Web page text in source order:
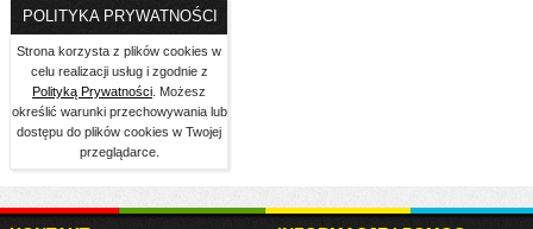
POLITYKA PRYWATNOŚCI
Strona korzysta z plików cookies w
celu realizacji usług i zgodnie z
Polityką Prywatności . Możesz
określić warunki przechowywania lub
dostępu do plików cookies w Twojej
przeglądarce.